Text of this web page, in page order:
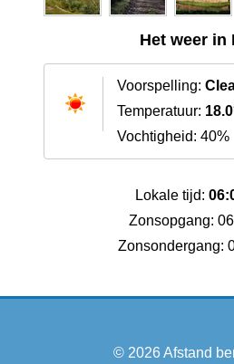
Het weer in
Voorspelling:
Temperatuur:
Vochtigheid: 40%
Lokale tijd:
Zonsopgang:
Zonsondergang:
© 2026Afstand